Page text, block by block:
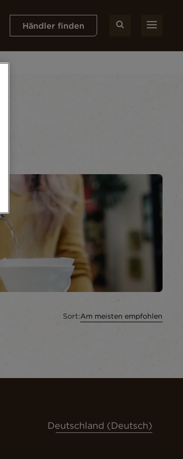
Händler finden
Sort:Am meisten empfohlen
Deutschland (Deutsch)